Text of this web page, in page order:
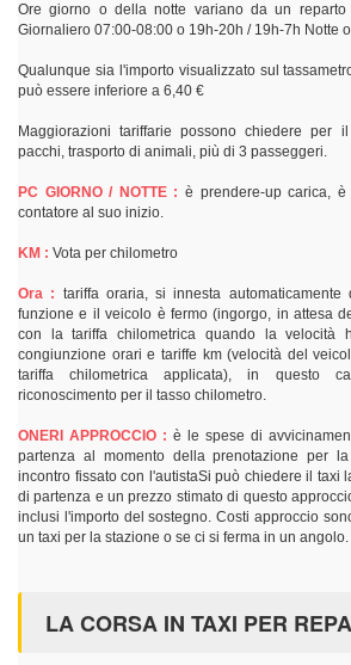
Ore giorno o della notte variano da un reparto
Giornaliero 07:00-08:00 o 19h-20h / 19h-7h Notte
Qualunque sia l'importo visualizzato sul
può essere inferiore a 6,40 €
Maggiorazioni tariffarie possono chiedere per
pacchi, trasporto di animali, più di 3 passeggeri.
PC GIORNO / NOTTE : è prendere-up carica, è
contatore al suo inizio.
KM : Vota per chilometro
Ora : tariffa oraria, si innesta
funzione e il veicolo è fermo (ingorgo, in attesa
con la tariffa chilometrica quando la velocità
congiunzione orari e tariffe km (velocità del
tariffa chilometrica applicata), in questo
riconoscimento per il tasso chilometro.
ONERI APPROCCIO : è le spese di
partenza al momento della prenotazione per
incontro fissato con l'autistaSi può chiedere il taxi
di partenza e un prezzo stimato di questo
inclusi l'importo del sostegno. Costi approccio
un taxi per la stazione o se ci si ferma in un angolo.
LA CORSA IN TAXI PER